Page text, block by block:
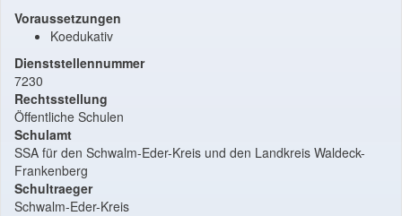
Voraussetzungen
Koedukativ
Dienststellennummer
7230
Rechtsstellung
Öffentliche Schulen
Schulamt
SSA für den Schwalm-Eder-Kreis und den Landkreis Waldeck-
Frankenberg
Schultraeger
Schwalm-Eder-Kreis